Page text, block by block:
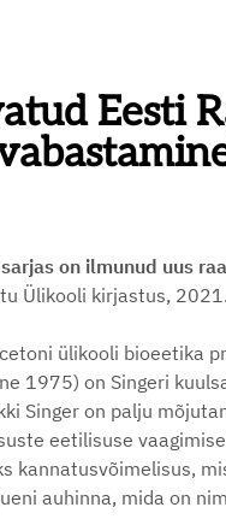
Eesti
on ilmunud uus
Ülikooli kirjastus,
ülikooli bioeetika
1975) on Singeri
Singer on palju
eetilisuse
kannatusvõimelisus,
auhinna, mida on